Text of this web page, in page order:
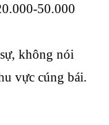
50.000
không nói
vực cúng bái.